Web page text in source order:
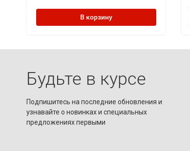
В корзину
Будьте в курсе
Подпишитесь на последние обновления и
узнавайте о новинках и специальных
предложениях первыми